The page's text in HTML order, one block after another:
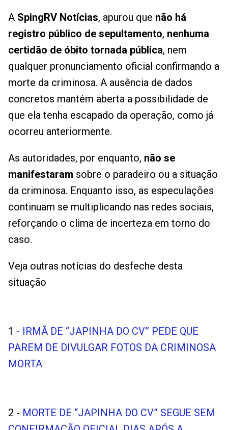
A SpingRV Notícias, apurou que não há
registro público de sepultamento, nenhuma
certidão de óbito tornada pública, nem
qualquer pronunciamento oficial confirmando a
morte da criminosa. A ausência de dados
concretos mantém aberta a possibilidade de
que ela tenha escapado da operação, como já
ocorreu anteriormente.
As autoridades, por enquanto, não se
manifestaram sobre o paradeiro ou a situação
da criminosa. Enquanto isso, as especulações
continuam se multiplicando nas redes sociais,
reforçando o clima de incerteza em torno do
caso.
Veja outras notícias do desfeche desta
situação
1 - IRMÃ DE “JAPINHA DO CV” PEDE QUE
PAREM DE DIVULGAR FOTOS DA CRIMINOSA
MORTA
2 - MORTE DE “JAPINHA DO CV” SEGUE SEM